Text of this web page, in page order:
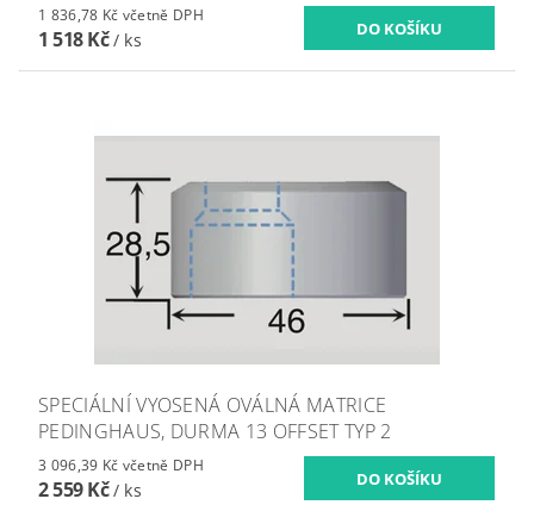
1 836,78 Kč včetně DPH
1 518 Kč/ ks
SPECIÁLNÍ VYOSENÁ OVÁLNÁ MATRICE
PEDINGHAUS, DURMA 13 OFFSET TYP 2
3 096,39 Kč včetně DPH
2 559 Kč/ ks